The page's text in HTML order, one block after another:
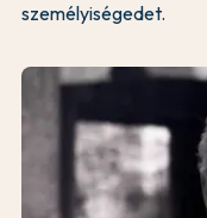
személyiségedet.